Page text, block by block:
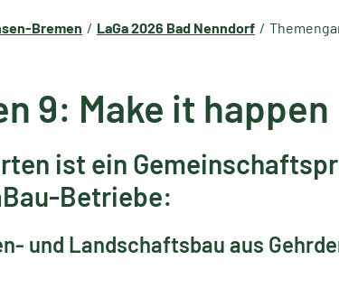
Bremen LaGa 2026 Bad Nenndorf
9: Make it happen
ist ein
Betriebe:
und Landschaftsbau aus